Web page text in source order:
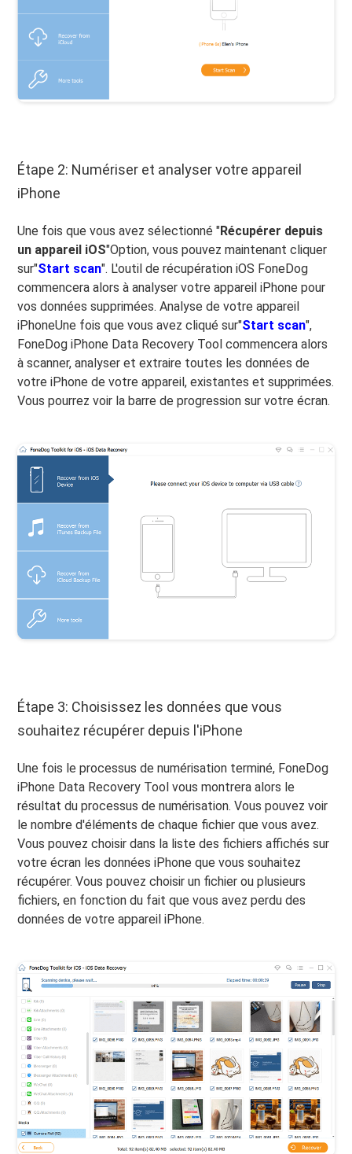
Étape 2: Numériser et analyser votre appareil
iPhone
Une fois que vous avez sélectionné "Récupérer depuis
un appareil iOS"Option, vous pouvez maintenant cliquer
sur"Start scan". L'outil de récupération iOS FoneDog
commencera alors à analyser votre appareil iPhone pour
vos données supprimées. Analyse de votre appareil
iPhoneUne fois que vous avez cliqué sur"Start scan",
FoneDog iPhone Data Recovery Tool commencera alors
à scanner, analyser et extraire toutes les données de
votre iPhone de votre appareil, existantes et supprimées.
Vous pourrez voir la barre de progression sur votre écran.
Étape 3: Choisissez les données que vous
souhaitez récupérer depuis l'iPhone
Une fois le processus de numérisation terminé, FoneDog
iPhone Data Recovery Tool vous montrera alors le
résultat du processus de numérisation. Vous pouvez voir
le nombre d'éléments de chaque fichier que vous avez.
Vous pouvez choisir dans la liste des fichiers affichés sur
votre écran les données iPhone que vous souhaitez
récupérer. Vous pouvez choisir un fichier ou plusieurs
fichiers, en fonction du fait que vous avez perdu des
données de votre appareil iPhone.